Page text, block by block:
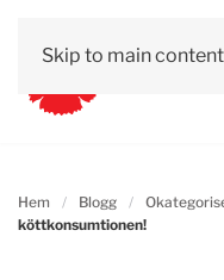
Skip to main content
Hem Blogg
köttkonsumtionen!